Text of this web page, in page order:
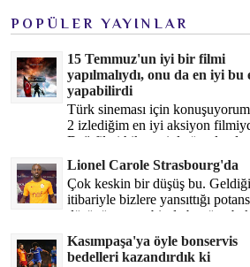
POPÜLER YAYINLAR
15 Temmuz'un iyi bir filmi
yapılmalıydı, onu da en iyi bu
yapabilirdi
Türk sineması için
2 izlediğim en iyi aksiyon
Dağ filmi hikayesiyle ön
Dağ 2 ise belki o hika...
Lionel Carole Strasbourg'da
Çok keskin bir düşüş bu.
itibariyle bizlere yansıttığı
düşünüyorum, bir de bugüne
Kasımpaşa'ya öyle bonservis
bedelleri kazandırdık ki